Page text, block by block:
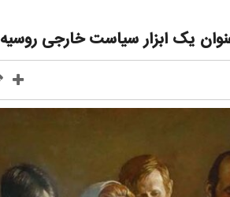
یک ابزار سیاست خارجی روسیه